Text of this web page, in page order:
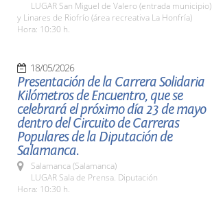
LUGAR San Miguel de Valero (entrada municipio)
y Linares de Riofrío (área recreativa La Honfría)
Hora: 10:30 h.
18/05/2026
Presentación de la Carrera Solidaria
Kilómetros de Encuentro, que se
celebrará el próximo día 23 de mayo
dentro del Circuito de Carreras
Populares de la Diputación de
Salamanca.
Salamanca (Salamanca)
LUGAR Sala de Prensa. Diputación
Hora: 10:30 h.